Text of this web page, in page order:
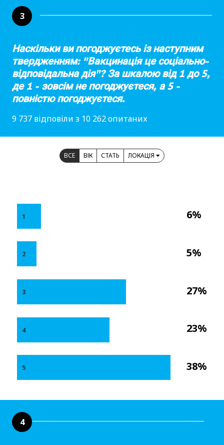
3
Наскільки ви погоджуєтесь із наступним
твердженням: "Вакцинація це соціально-
відповідальна дія"? За шкалою від 1 до 5,
де 1 - зовсім не погоджуєтеся, а 5 -
повністю погоджуєтеся.
9 737 відповіли з 10 262 опитаних
ВСЕ ВІК СТАТЬ ЛОКАЦІЯ
6%
5%
27%
23%
38%
1
2
3
4
5
4